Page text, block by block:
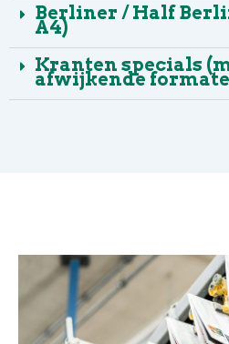
Berliner / Half
A4)
Kranten specials
afwijkende